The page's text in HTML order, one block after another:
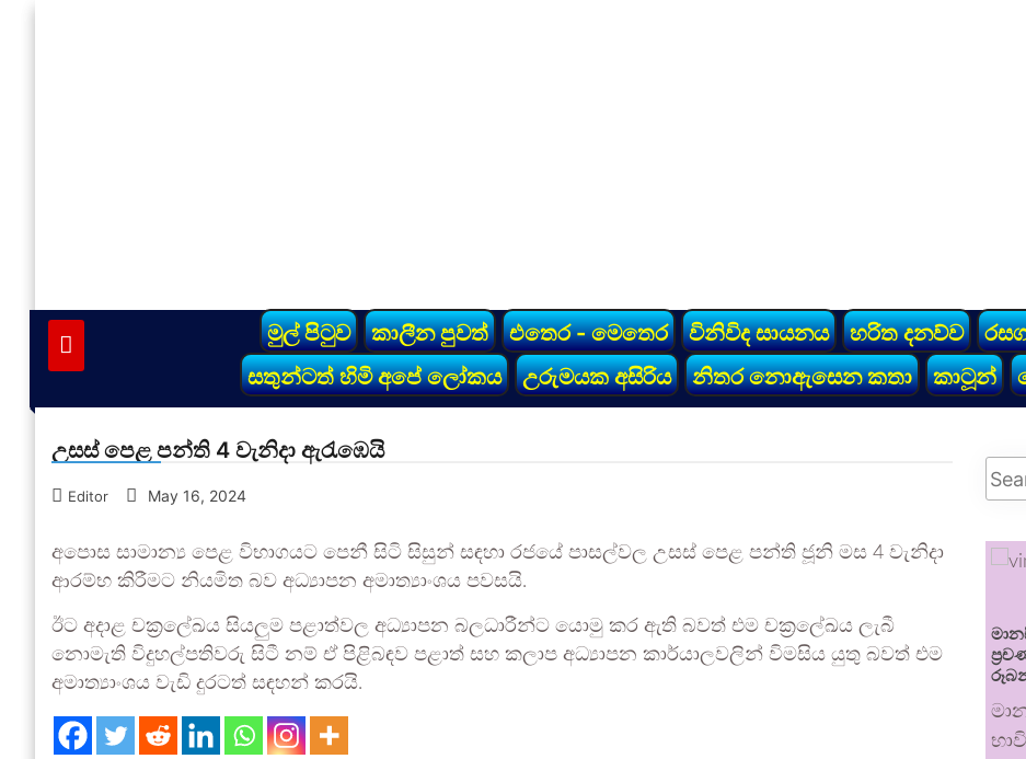
මුල් පිටුව කාලීන පුවත් එතෙර - මෙතෙර විනිවිද සායනය හරිත දනව්ව
සතුන්ටත් හිමි අපේ ලෝකය
උරුමයක අසිරිය නිතර නොඇසෙන කතා කාටූන්
උසස් පෙළ පන්ති 4 වැනිදා ඇරැඹෙයි
Editor May 16, 2024
අපොස සාමාන්‍ය පෙළ විභාගයට පෙනී සිටි සිසුන් සඳහා රජයේ පාසල්වල උසස් පෙළ පන්ති ජූනි මස 4 වැනිදා
ආරම්භ කිරීමට නියමිත බව අධ්‍යාපන අමාත්‍යාංශය පවසයි.
ඊට අදාළ චක්‍රලේඛය සියලු‍ම පළාත්වල අධ්‍යාපන බලධාරීන්ට යොමු කර ඇති බවත් එම චක්‍රලේඛය ලැබී
නොමැති විදුහල්පතිවරු සිටී නම් ඒ පිළිබඳව පළාත් සහ කලාප අධ්‍යාපන කාර්යාලවලින් විමසිය යුතු බවත් එම
අමාත්‍යාංශය වැඩි දුරටත් සඳහන් කරයි.